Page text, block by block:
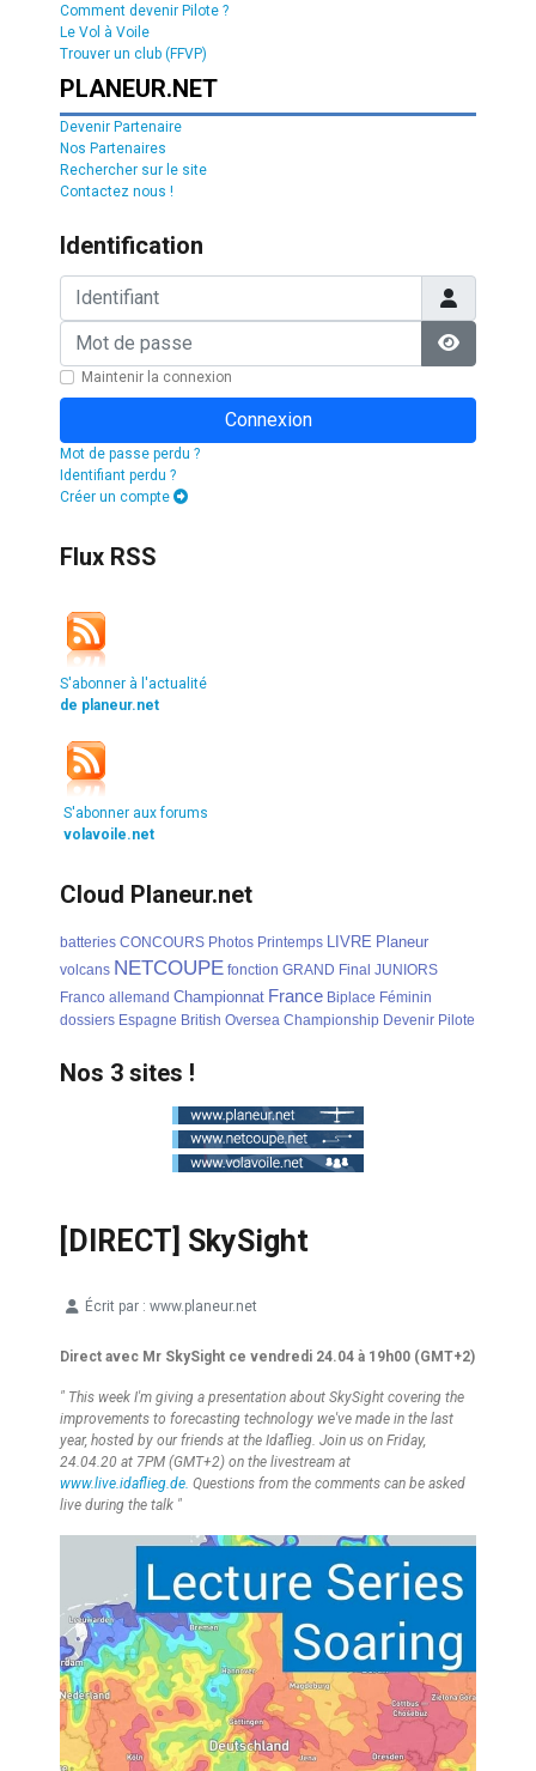
Comment devenir Pilote ?
Le Vol à Voile
Trouver un club (FFVP)
PLANEUR.NET
Devenir Partenaire
Nos Partenaires
Rechercher sur le site
Contactez nous !
Identification
Identifiant
Mot de passe
Afficher
Maintenir la connexion
Connexion
Mot de passe perdu ?
Identifiant perdu ?
Créer un compte
Flux RSS
S'abonner à l'actualité
de planeur.net
S'abonner aux forums
volavoile.net
Cloud Planeur.net
batteries CONCOURS Photos Printemps LIVRE Planeur
volcans NETCOUPE fonction GRAND Final JUNIORS
Franco allemand Championnat France Biplace Féminin
dossiers Espagne British Oversea Championship Devenir Pilote
Nos 3 sites !
[DIRECT] SkySight
Écrit par : www.planeur.net
Direct avec Mr SkySight ce vendredi 24.04 à 19h00 (GMT+2)
" This week I'm giving a presentation about SkySight covering the
improvements to forecasting technology we've made in the last
year, hosted by our friends at the Idaflieg. Join us on Friday,
24.04.20 at 7PM (GMT+2) on the livestream at
www.live.idaflieg.de. Questions from the comments can be asked
live during the talk "